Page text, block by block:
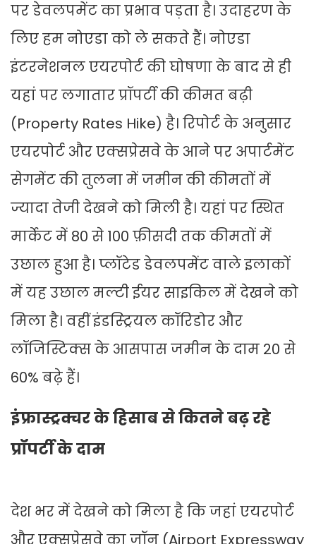
पर डेवलपमेंट का प्रभाव पड़ता है। उदाहरण के
लिए हम नोएडा को ले सकते हैं। नोएडा
इंटरनेशनल एयरपोर्ट की घोषणा के बाद से ही
यहां पर लगातार प्रॉपर्टी की कीमत बढ़ी
(Property Rates Hike) है। रिपोर्ट के अनुसार
एयरपोर्ट और एक्सप्रेसवे के आने पर अपार्टमेंट
सेगमेंट की तुलना में जमीन की कीमतों में
ज्यादा तेजी देखने को मिली है। यहां पर स्थित
मार्केट में 80 से 100 फ़ीसदी तक कीमतों में
उछाल हुआ है। प्लॉटेड डेवलपमेंट वाले इलाकों
में यह उछाल मल्टी ईयर साइकिल में देखने को
मिला है। वहीं इंडस्ट्रियल कॉरिडोर और
लॉजिस्टिक्स के आसपास जमीन के दाम 20 से
60% बढ़े हैं।
इंफ्रास्ट्रक्चर के हिसाब से कितने बढ़ रहे
प्रॉपर्टी के दाम
देश भर में देखने को मिला है कि जहां एयरपोर्ट
और एक्सप्रेसवे का जॉन (Airport Expressway